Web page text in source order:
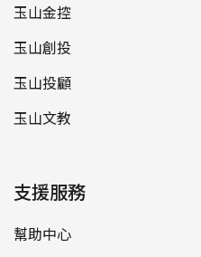
玉山金控
玉山創投
玉山投顧
玉山文教
支援服務
幫助中心